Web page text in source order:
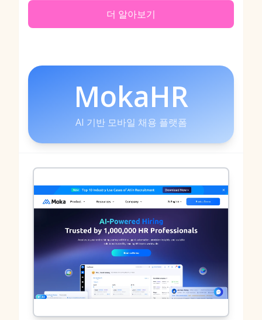
더 알아보기
MokaHR
AI 기반 모바일 채용 플랫폼